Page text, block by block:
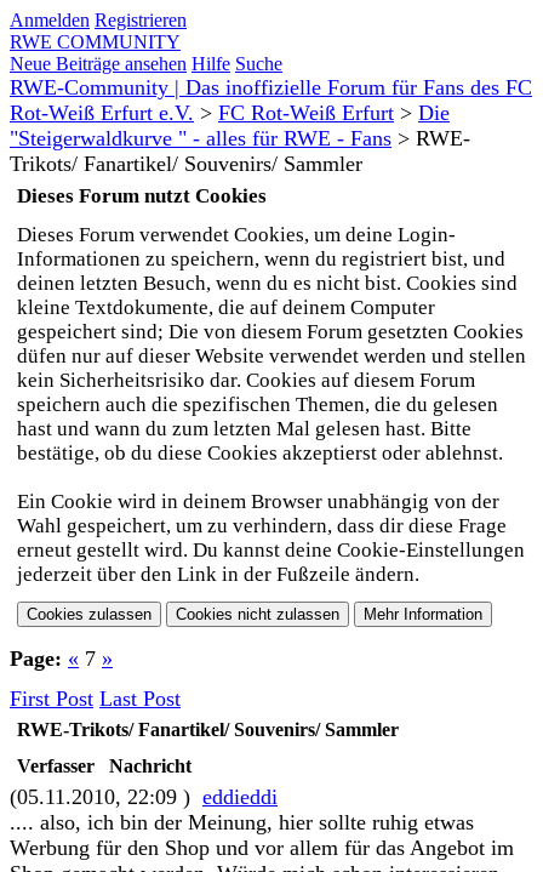
Anmelden Registrieren
RWE COMMUNITY
Neue Beiträge ansehen Hilfe Suche
RWE-Community | Das inoffizielle Forum für Fans des FC
Rot-Weiß Erfurt e.V. > FC Rot-Weiß Erfurt > Die
"Steigerwaldkurve " - alles für RWE - Fans > RWE-
Trikots/ Fanartikel/ Souvenirs/ Sammler
Dieses Forum nutzt Cookies
Dieses Forum verwendet Cookies, um deine Login-
Informationen zu speichern, wenn du registriert bist, und
deinen letzten Besuch, wenn du es nicht bist. Cookies sind
kleine Textdokumente, die auf deinem Computer
gespeichert sind; Die von diesem Forum gesetzten Cookies
düfen nur auf dieser Website verwendet werden und stellen
kein Sicherheitsrisiko dar. Cookies auf diesem Forum
speichern auch die spezifischen Themen, die du gelesen
hast und wann du zum letzten Mal gelesen hast. Bitte
bestätige, ob du diese Cookies akzeptierst oder ablehnst.
Ein Cookie wird in deinem Browser unabhängig von der
Wahl gespeichert, um zu verhindern, dass dir diese Frage
erneut gestellt wird. Du kannst deine Cookie-Einstellungen
jederzeit über den Link in der Fußzeile ändern.
Page: « 7 »
First Post Last Post
RWE-Trikots/ Fanartikel/ Souvenirs/ Sammler
Verfasser
Nachricht
(05.11.2010, 22:09 ) eddieddi
.... also, ich bin der Meinung, hier sollte ruhig etwas
Werbung für den Shop und vor allem für das Angebot im